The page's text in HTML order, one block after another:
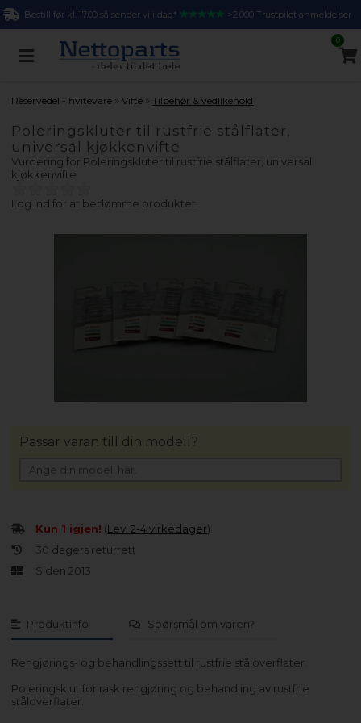
Bestill før kl. 17.00 så sender vi i dag* >2.000 Trustpilot anmeldelser
0
Reservedel - hvitevare »Vifte »Tilbehør & vedlikehold
Poleringskluter til rustfrie stålflater,
universal kjøkkenvifte
Vurdering for Poleringskluter til rustfrie stålflater, universal
kjøkkenvifte
Log ind for at bedømme produktet
Produktinfo Spørsmål om varen?
Rengjørings- og behandlingssett til rustfrie ståloverflater.
Poleringsklut for rask rengjøring og behandling av rustfrie
ståloverflater.
Kun 1 igjen! (Lev. 2-4 virkedager).
30 dagers returrett
Siden 2013
Passar varan till din modell?